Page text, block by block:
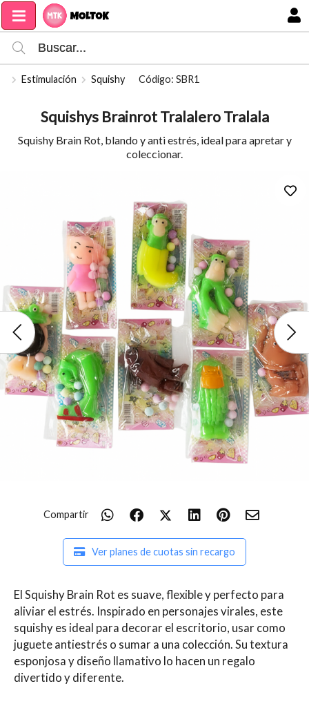
Compartir por email
Estimulación Squishy Código: SBR1
Squishys Brainrot Tralalero Tralala
Squishy Brain Rot, blando y anti estrés, ideal para apretar y
coleccionar.
Compartir
Ver planes de cuotas sin recargo
El Squishy Brain Rot es suave, flexible y perfecto para
aliviar el estrés. Inspirado en personajes virales, este
squishy es ideal para decorar el escritorio, usar como
juguete antiestrés o sumar a una colección. Su textura
esponjosa y diseño llamativo lo hacen un regalo
divertido y diferente.